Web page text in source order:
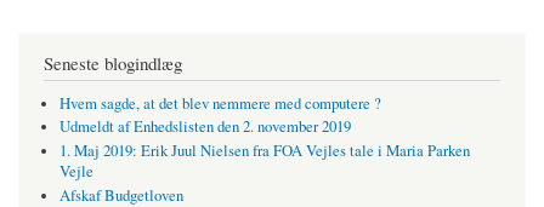
Seneste blogindlæg
Hvem sagde, at det blev nemmere med computere ?
Udmeldt af Enhedslisten den 2. november 2019
1. Maj 2019: Erik Juul Nielsen fra FOA Vejles tale i Maria Parken
Vejle
Afskaf Budgetloven